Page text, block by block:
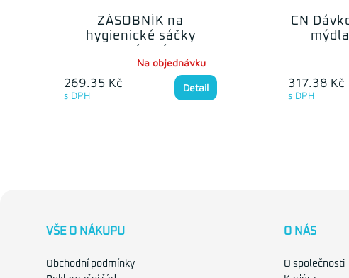
ZÁSOBNÍK na
hygienické sáčky
269.35 Kč
s DPH
Na objednávku
Detail
CN
317.38 Kč
s DPH
VŠE O NÁKUPU
Obchodní podmínky
O NÁS
O společnosti